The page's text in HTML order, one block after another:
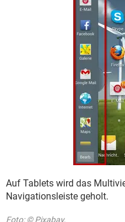
Auf Tablets wird das
Navigationsleiste geholt.
Foto: © Pixabay.